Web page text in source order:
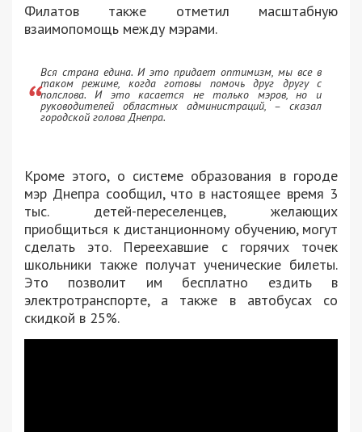
Филатов также отметил масштабную
взаимопомощь между мэрами.
Вся страна едина. И это придает оптимизм, мы все в
таком режиме, когда готовы помочь друг другу с
полслова. И это касается не только мэров, но и
руководителей областных администраций, – сказал
городской голова Днепра.
Кроме этого, о системе образования в городе
мэр Днепра сообщил, что в настоящее время 3
тыс. детей-переселенцев, желающих
приобщиться к дистанционному обучению, могут
сделать это. Переехавшие с горячих точек
школьники также получат ученические билеты.
Это позволит им бесплатно ездить в
электротранспорте, а также в автобусах со
скидкой в ​​25%.